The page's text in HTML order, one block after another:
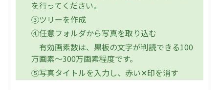
を行ってください。
③ツリーを作成
④任意フォルダから写真を取り込む
有効画素数は、黒板の文字が判読できる100
万画素～300万画素程度です。
⑤写真タイトルを入力し、赤い✕印を消す